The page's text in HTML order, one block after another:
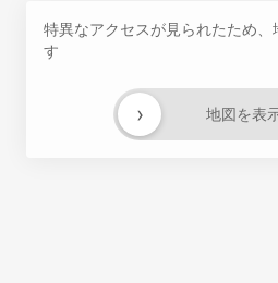
特異なアクセスが見られたため、
す
地図を表
›